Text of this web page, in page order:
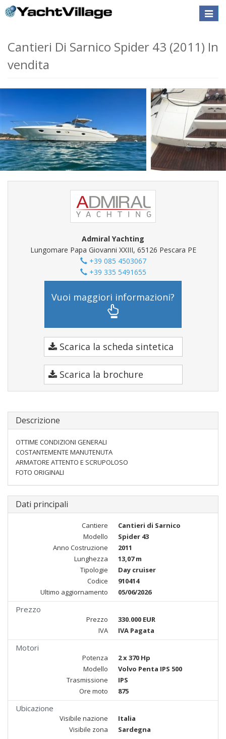
Toggle
Cantieri Di Sarnico Spider 43 (2011) In
vendita
Admiral Yachting
Lungomare Papa Giovanni XXIII, 65126 Pescara PE
+39 085 4503067
+39 335 5491655
Vuoi maggiori informazioni?
Scarica la scheda sintetica
Scarica la brochure
Descrizione
OTTIME CONDIZIONI GENERALI
COSTANTEMENTE MANUTENUTA
ARMATORE ATTENTO E SCRUPOLOSO
FOTO ORIGINALI
Dati principali
Cantiere
Cantieri di Sarnico
Modello
Spider 43
Anno Costruzione
2011
Lunghezza
13,07 m
Tipologie
Day cruiser
Codice
910414
Ultimo aggiornamento
05/06/2026
Prezzo
Prezzo
330.000 EUR
IVA
IVA Pagata
Motori
Potenza
2 x 370 Hp
Modello
Volvo Penta IPS 500
Trasmissione
IPS
Ore moto
875
Ubicazione
Visibile nazione
Italia
Visibile zona
Sardegna